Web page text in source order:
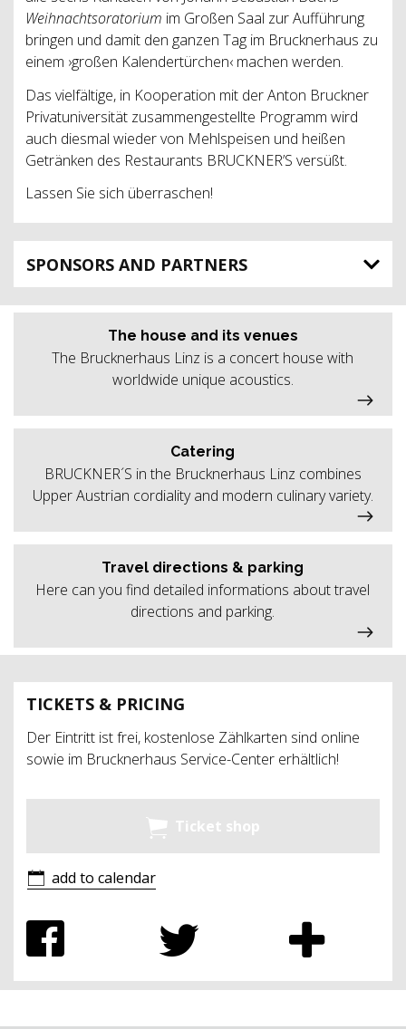
Weihnachtsoratorium im Großen Saal zur Aufführung
bringen und damit den ganzen Tag im Brucknerhaus zu
einem ›großen Kalendertürchen‹ machen werden.
Das vielfältige, in Kooperation mit der Anton Bruckner
Privatuniversität zusammengestellte Programm wird
auch diesmal wieder von Mehlspeisen und heißen
Getränken des Restaurants BRUCKNER’S versüßt.
Lassen Sie sich überraschen!
SPONSORS AND PARTNERS
TICKETS & PRICING
Der Eintritt ist frei, kostenlose Zählkarten sind online
sowie im Brucknerhaus Service-Center erhältlich!
Ticket shop
add to calendar
The house and its venues
The Brucknerhaus Linz is a concert house with
worldwide unique acoustics.
Catering
BRUCKNER´S in the Brucknerhaus Linz combines
Upper Austrian cordiality and modern culinary variety.
Travel directions & parking
Here can you find detailed informations about travel
directions and parking.